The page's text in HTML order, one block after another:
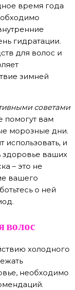
время года
гидратации.
для волос и
зимней
советами
помогут вам
морозные дни.
использовать, и
здоровье ваших
– это не
вашего
о ней
волос
холодного
необходимо